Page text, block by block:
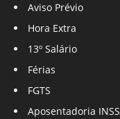
Aviso Prévio
Hora Extra
13º Salário
Férias
FGTS
Aposentadoria INSS